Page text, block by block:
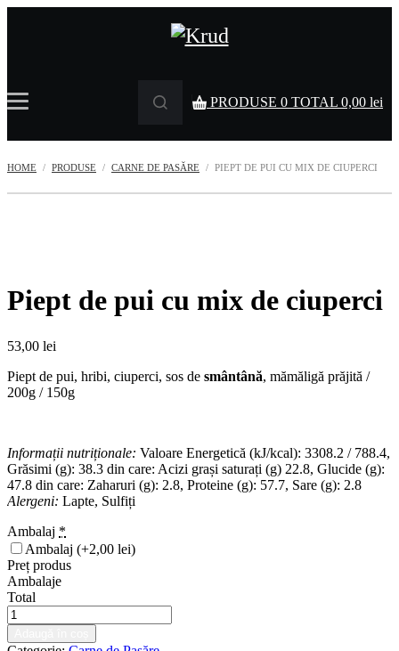
PRODUSE 0 TOTAL 0,00 lei
HOME PRODUSE CARNE DE PASĂRE PIEPT DE PUI CU MIX DE CIUPERCI
Piept de pui cu mix de ciuperci
53,00 lei
Piept de pui, hribi, ciuperci, sos de smântână, mămăligă prăjită /
200g / 150g
Informații nutriționale: Valoare Energetică (kJ/kcal): 3308.2 / 788.4,
Grăsimi (g): 38.3 din care: Acizi grași saturați (g) 22.8, Glucide (g):
47.8 din care: Zaharuri (g): 2.8, Proteine (g): 57.7, Sare (g): 2.8
Alergeni: Lapte, Sulfiți
Ambalaj *
Ambalaj (+2,00 lei)
Preț produs
Ambalaje
Total
Cantitate
Piept
de